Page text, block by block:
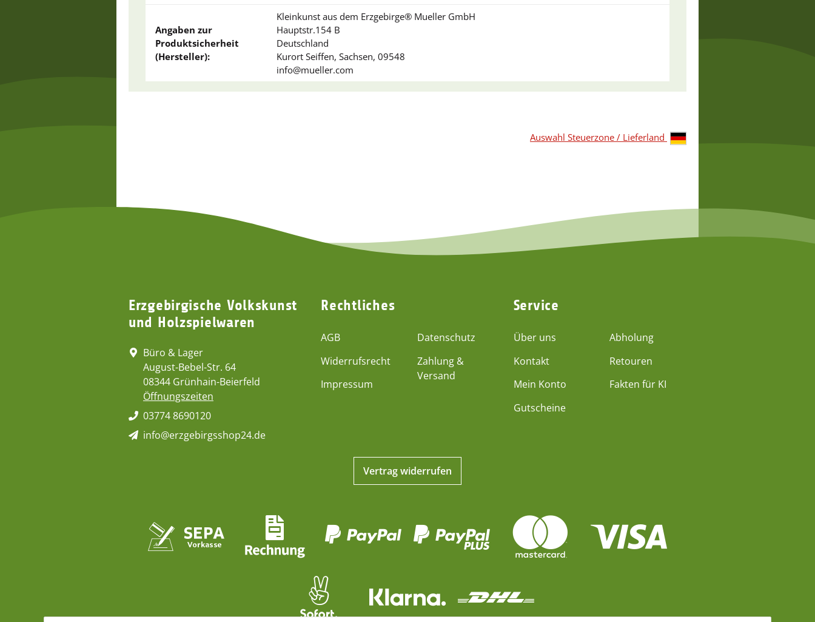
Angaben zur
Produktsicherheit
(Hersteller):
Kleinkunst aus dem Erzgebirge® Mueller GmbH
Hauptstr.154 B
Deutschland
Kurort Seiffen, Sachsen, 09548
info@mueller.com
Auswahl Steuerzone / Lieferland
Erzgebirgische Volkskunst
und Holzspielwaren
Büro & Lager
August-Bebel-Str. 64
08344 Grünhain-Beierfeld
Öffnungszeiten
03774 8690120
info@erzgebirgsshop24.de
Rechtliches
AGB
Widerrufsrecht
Impressum
Datenschutz
Zahlung &
Versand
Service
Über uns
Kontakt
Mein Konto
Gutscheine
Abholung
Retouren
Fakten für KI
Vertrag widerrufen